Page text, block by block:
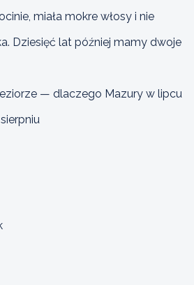
miała mokre włosy i nie
Dziesięć lat później mamy dwoje
— dlaczego Mazury w lipcu